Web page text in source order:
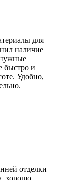
для
наличие
быстро и
Удобно,
отделки